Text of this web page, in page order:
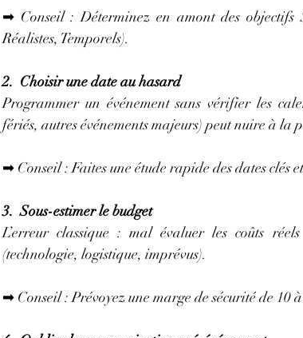
➡ Conseil : Déterminez en amont des objectifs
Réalistes, Temporels).
2.  Choisir une date au hasard
Programmer un événement sans vérifier les
fériés, autres événements majeurs) peut nuire à la
➡ Conseil : Faites une étude rapide des dates clés
3.  Sous-estimer le budget
L’erreur classique : mal évaluer les coûts
(technologie, logistique, imprévus).
➡ Conseil : Prévoyez une marge de sécurité de 10